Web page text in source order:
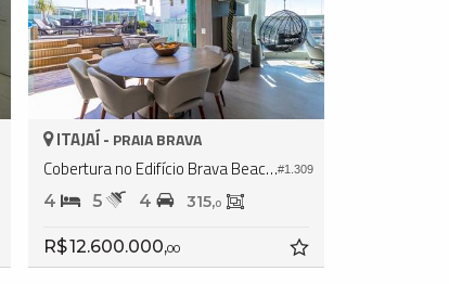
#1.309
ITAJAÍ - PRAIA BRAVA
Cobertura no Edifício Brava Beach Internacional
4 5 4 315,0
R$ 12.600.000,00